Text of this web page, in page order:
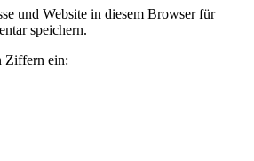
und Website in diesem Browser für
speichern.
Ziffern ein: